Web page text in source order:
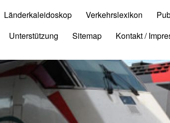
Länderkaleidoskop Verkehrslexikon
Unterstützung Sitemap Kontakt /